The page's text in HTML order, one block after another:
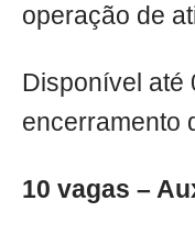
operação de
Disponível até
encerramento
10 vagas –